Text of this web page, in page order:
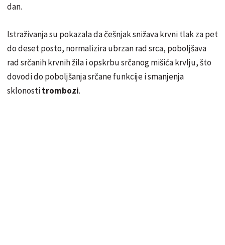
dan.
Istraživanja su pokazala da češnjak snižava krvni tlak za pet
do deset posto, normalizira ubrzan rad srca, poboljšava
rad srčanih krvnih žila i opskrbu srčanog mišića krvlju, što
dovodi do poboljšanja srčane funkcije i smanjenja
sklonostitrombozi.